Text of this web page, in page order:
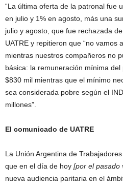
“La última oferta de la patronal fue
en julio y 1% en agosto, más una
julio y agosto, que fue rechazada
UATRE y repitieron que “no vamos
mientras nuestros compañeros no
básica: la remuneración mínima
$830 mil mientras que el mínimo
sea considerada pobre según el
millones”.
El comunicado de UATRE
La Unión Argentina de
que en el día de hoy [por el pasado
nueva audiencia paritaria en el